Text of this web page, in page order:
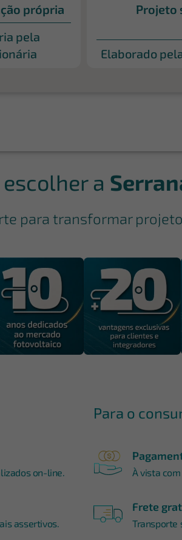
própria
pela
Projeto
Elaborado
a
para transformar
on-line.
assertivos.
Para o
À vista
Frete
Transporte